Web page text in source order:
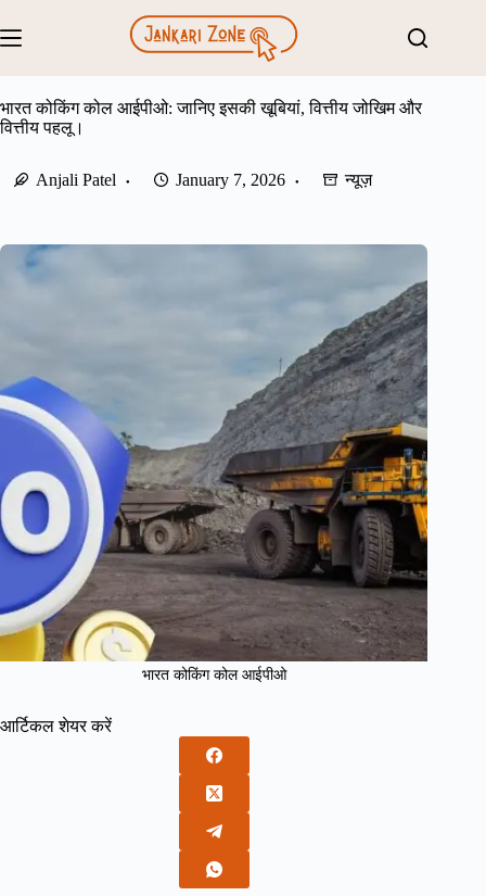
to
content
भारत कोकिंग कोल आईपीओ: जानिए इसकी खूबियां, वित्तीय जोखिम और
वित्तीय पहलू।
Anjali Patel January 7, 2026 न्यूज़
भारत कोकिंग कोल आईपीओ
आर्टिकल शेयर करें